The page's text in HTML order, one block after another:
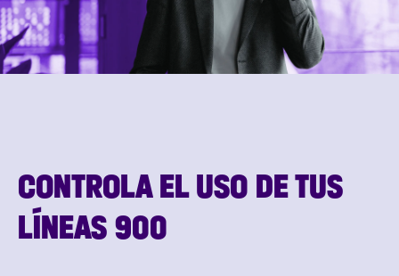
CONTROLA EL USO DE TUS
LÍNEAS 900